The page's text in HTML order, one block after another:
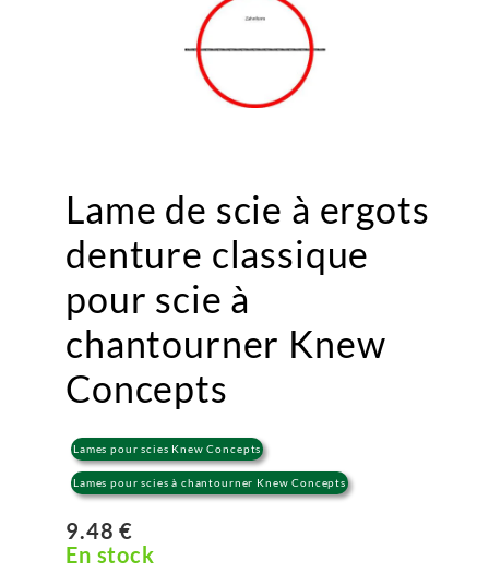
Lame de scie à ergots
denture classique
pour scie à
chantourner Knew
Concepts
Lames pour scies Knew Concepts
Lames pour scies à chantourner Knew Concepts
9.48 €
En stock